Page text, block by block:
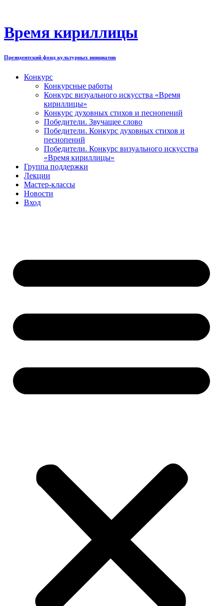
содержимому
Время кириллицы
Президентский фонд культурных инициатив
Конкурс
Конкурсные работы
Конкурс визуального искусства «Время
кириллицы»
Конкурс духовных стихов и песнопений
Победители. Звучащее слово
Победители. Конкурс духовных стихов и
песнопений
Победители. Конкурс визуального искусства
«Время кириллицы»
Группа поддержки
Лекции
Мастер-классы
Новости
Вход